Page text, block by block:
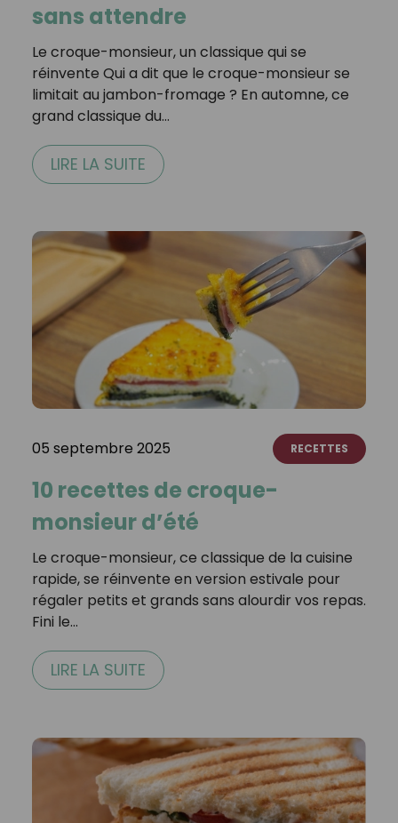
sans attendre
Le croque-monsieur, un classique qui se
réinvente Qui a dit que le croque-monsieur se
limitait au jambon-fromage ? En automne, ce
grand classique du…
LIRE LA SUITE
05 septembre 2025 RECETTES
10 recettes de croque-
monsieur d’été
Le croque-monsieur, ce classique de la cuisine
rapide, se réinvente en version estivale pour
régaler petits et grands sans alourdir vos repas.
Fini le…
LIRE LA SUITE